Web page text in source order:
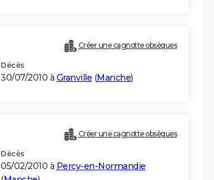
Créer une cagnotte obsèques
Décès
30/07/2010 à Granville (Manche)
Créer une cagnotte obsèques
Décès
05/02/2010 à Percy-en-Normandie